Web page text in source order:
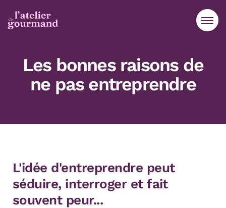
Les bonnes raisons de
ne pas entreprendre
L'idée d'entreprendre peut
séduire, interroger et fait
souvent peur...